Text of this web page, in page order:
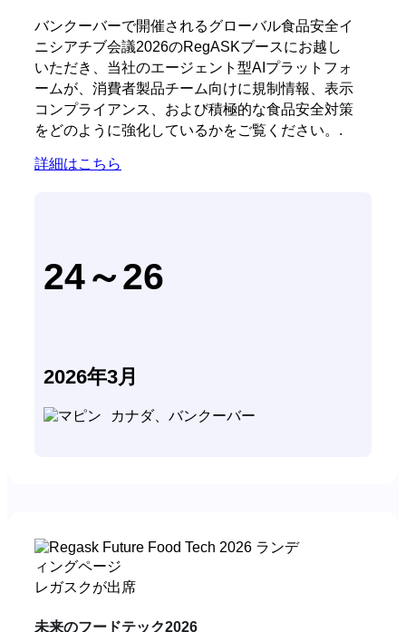
バンクーバーで開催されるグローバル食品安全イ
ニシアチブ会議2026のRegASKブースにお越し
いただき、当社のエージェント型AIプラットフォ
ームが、消費者製品チーム向けに規制情報、表示
コンプライアンス、および積極的な食品安全対策
をどのように強化しているかをご覧ください。.
詳細はこちら
24～26
2026年3月
カナダ、バンクーバー
レガスクが出席
未来のフードテック2026